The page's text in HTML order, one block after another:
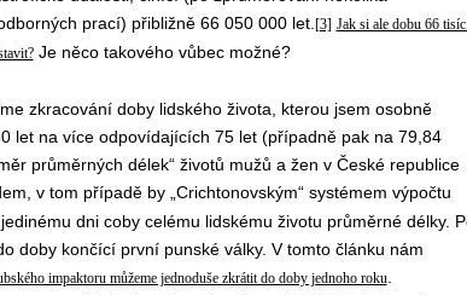
prací) přibližně 66 050 000 let. [3] Jak si ale dobu 66 tisíc
Je něco takového vůbec možné?
zkracování doby lidského života, kterou jsem osobně
let na více odpovídajících 75 let (případně pak na 79,84
průměrných délek“ životů mužů a žen v České republice
v tom případě by „Crichtonovským“ systémem výpočtu
dni coby celému lidskému životu průměrné délky.
doby končící první punské války. V tomto článku nám
impaktoru můžeme jednoduše zkrátit do doby jednoho roku.